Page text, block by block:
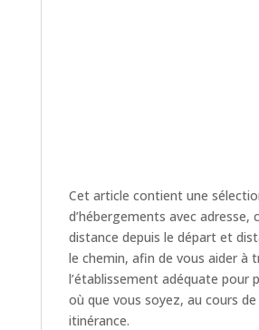
Cet article contient une
d’hébergements avec adresse,
distance depuis le départ et
le chemin, afin de vous aider à
l’établissement adéquate pour
où que vous soyez, au cours
itinérance.